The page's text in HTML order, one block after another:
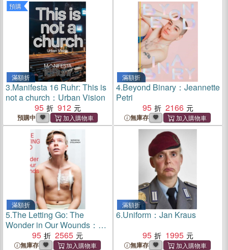
預購
滿額折
3.Manifesta 16 Ruhr: This is
not a church：Urban Vision
95
912
預購中
滿額折
4.Beyond Binary：Jeannette
Petri
95
2166
無庫存
滿額折
5.The Letting Go: The
Wonder in Our Wounds：
Natascha Stellmach
95 2565
無庫存
滿額折
6.Uniform：Jan Kraus
95
1995
無庫存